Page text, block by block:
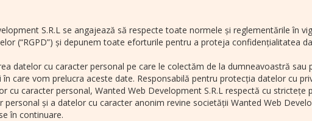
S.R.L se angajează să respecte toate normele și reglementările în
(“RGPD”) și depunem toate eforturile pentru a proteja confidențialitatea
datelor cu caracter personal pe care le colectăm de la dumneavoastră
care vom prelucra aceste date. Responsabilă pentru protecția datelor cu
cu caracter personal, Wanted Web Development S.R.L respectă cu strictețe
și a datelor cu caracter anonim revine societății Wanted Web
în continuare.